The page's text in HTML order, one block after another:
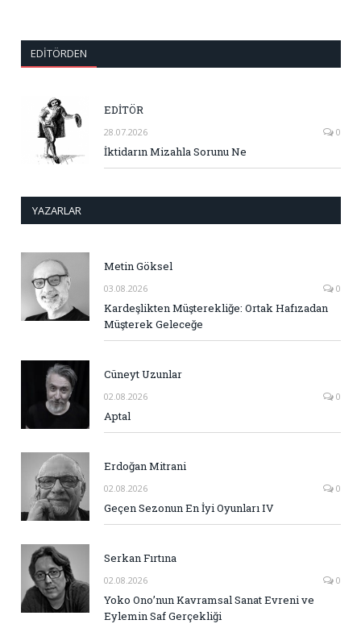
EDITÖRDEN
EDİTÖR
28.07.2026 0
İktidarın Mizahla Sorunu Ne
YAZARLAR
Metin Göksel
03.08.2026 0
Kardeşlikten Müşterekliğe: Ortak Hafızadan
Müşterek Geleceğe
Cüneyt Uzunlar
02.08.2026 0
Aptal
Erdoğan Mitrani
02.08.2026 0
Geçen Sezonun En İyi Oyunları IV
Serkan Fırtına
02.08.2026 0
Yoko Ono’nun Kavramsal Sanat Evreni ve
Eylemin Saf Gerçekliği